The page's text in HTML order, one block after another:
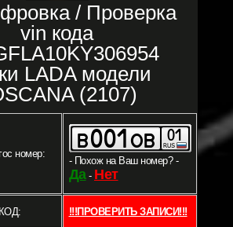
/ Проверка
vin кода
LADA модели
(2107)
номер:
- Похож на Ваш номер? -
Да- Нет
!!!ПРОВЕРИТЬ ЗАПИСИ!!!